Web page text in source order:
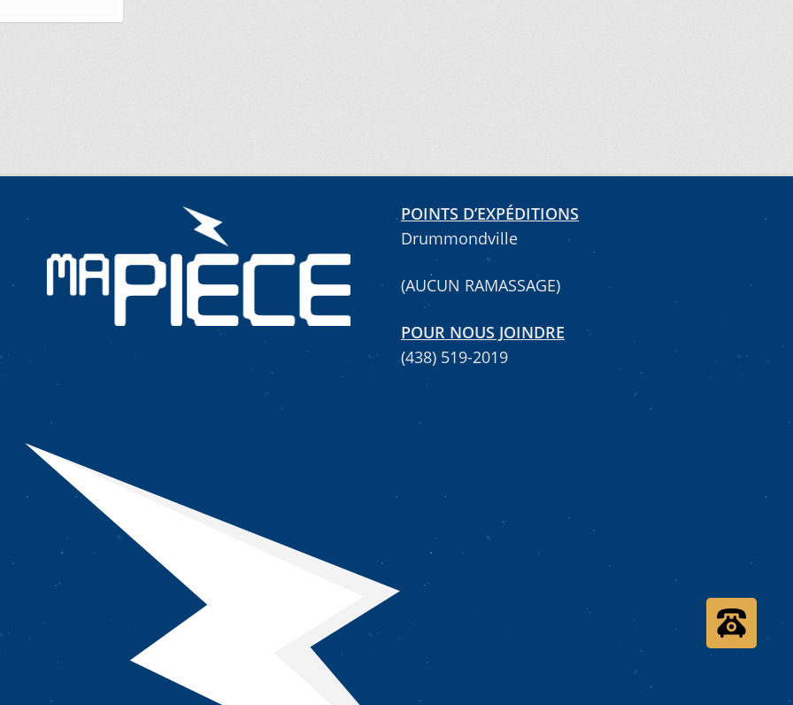
POINTS D’EXPÉDITIONS
Drummondville
(AUCUN RAMASSAGE)
POUR NOUS JOINDRE
(438) 519-2019